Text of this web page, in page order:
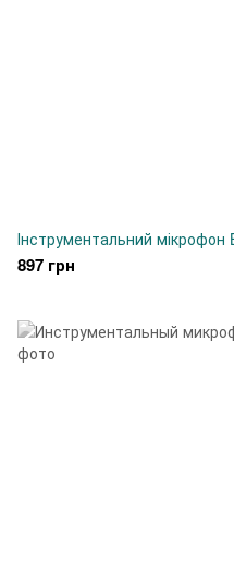
Інструментальний мікрофон
897 грн